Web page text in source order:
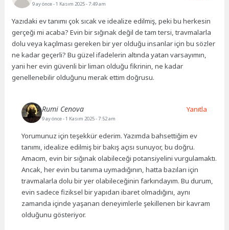
9 ay önce- 1 Kasım 2025 - 7:49 am
Yazıdaki ev tanımı çok sıcak ve idealize edilmiş, peki bu herkesin
gerçeği mi acaba? Evin bir sığınak değil de tam tersi, travmalarla
dolu veya kaçılması gereken bir yer olduğu insanlar için bu sözler
ne kadar geçerli? Bu güzel ifadelerin altında yatan varsayımın,
yani her evin güvenli bir liman olduğu fikrinin, ne kadar
genellenebilir olduğunu merak ettim doğrusu.
Rumi Cenova
9 ay önce- 1 Kasım 2025 - 7:52 am
Yorumunuz için teşekkür ederim. Yazımda bahsettiğim ev
tanımı, idealize edilmiş bir bakış açısı sunuyor, bu doğru.
Amacım, evin bir sığınak olabileceği potansiyelini vurgulamaktı.
Ancak, her evin bu tanıma uymadığının, hatta bazıları için
travmalarla dolu bir yer olabileceğinin farkındayım. Bu durum,
evin sadece fiziksel bir yapıdan ibaret olmadığını, aynı
zamanda içinde yaşanan deneyimlerle şekillenen bir kavram
olduğunu gösteriyor.
Yanıtla